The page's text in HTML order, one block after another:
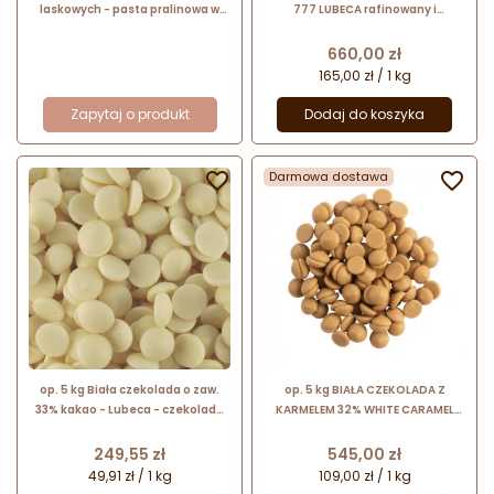
laskowych - pasta pralinowa w
Zapytaj o produkt
777 LUBECA rafinowany i
w postaci pastylek o śr. 8 mm
Cena
660,00 zł
165,00 zł / 1 kg
Dodaj do koszyka
op. 5 kg Biała czekolada o zaw.
33% kakao - Lubeca - czekolada
776
Cena
249,55 zł
49,91 zł / 1 kg
 Darmowa dostawa
op. 5 kg BIAŁA CZEKOLADA Z
KARMELEM 32% WHITE CARAMEL
Cena
545,00 zł
109,00 zł / 1 kg
